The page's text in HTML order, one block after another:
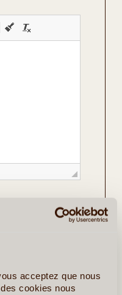
acceptez que nous
cookies nous
*